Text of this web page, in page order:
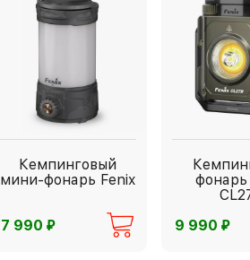
Кемпинговый
мини-фонарь Fenix
7 990 ⃏
фонарь
9 990 ⃏